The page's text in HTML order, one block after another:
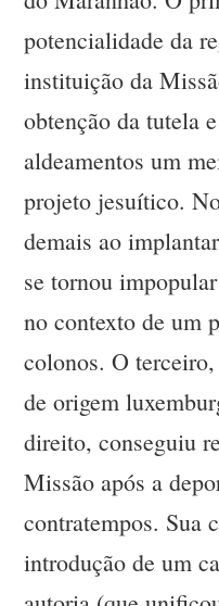
potencialidade da
instituição da
obtenção da tutela
aldeamentos um
projeto jesuítico.
demais ao
se tornou
no contexto de um
colonos. O
de origem
direito, conseguiu
Missão após a
contratempos. Sua
introdução de um